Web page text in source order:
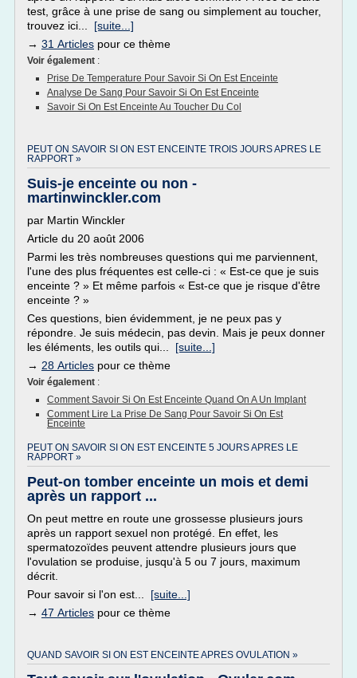
test, grâce à une prise de sang ou simplement au toucher,
trouvez ici... [suite...]
→ 31 Articles pour ce thème
Voir également :
Prise De Temperature Pour Savoir Si On Est Enceinte
Analyse De Sang Pour Savoir Si On Est Enceinte
Savoir Si On Est Enceinte Au Toucher Du Col
PEUT ON SAVOIR SI ON EST ENCEINTE TROIS JOURS APRES LE
RAPPORT »
Suis-je enceinte ou non -
martinwinckler.com
par Martin Winckler
Article du 20 août 2006
Parmi les très nombreuses questions qui me parviennent,
l'une des plus fréquentes est celle-ci : « Est-ce que je suis
enceinte ? » Et même parfois « Est-ce que je risque d'être
enceinte ? »
Ces questions, bien évidemment, je ne peux pas y
répondre. Je suis médecin, pas devin. Mais je peux donner
les éléments, les outils qui... [suite...]
→ 28 Articles pour ce thème
Voir également :
Comment Savoir Si On Est Enceinte Quand On A Un Implant
Comment Lire La Prise De Sang Pour Savoir Si On Est
Enceinte
PEUT ON SAVOIR SI ON EST ENCEINTE 5 JOURS APRES LE
RAPPORT »
Peut-on tomber enceinte un mois et demi
après un rapport ...
On peut mettre en route une grossesse plusieurs jours
après un rapport sexuel non protégé. En effet, les
spermatozoïdes peuvent attendre plusieurs jours que
l'ovulation se produise, jusqu'à 5 ou 7 jours, maximum
décrit.
Pour savoir si l'on est... [suite...]
→ 47 Articles pour ce thème
QUAND SAVOIR SI ON EST ENCEINTE APRES OVULATION »